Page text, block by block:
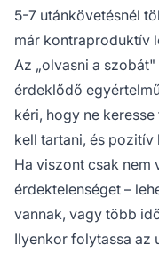
5-7 utánkövetésnél
már kontraproduktív
Az „olvasni a
érdeklődő
kéri, hogy ne
kell tartani, és pozitív
Ha viszont csak nem
érdektelenséget –
vannak, vagy több
Ilyenkor folytassa az